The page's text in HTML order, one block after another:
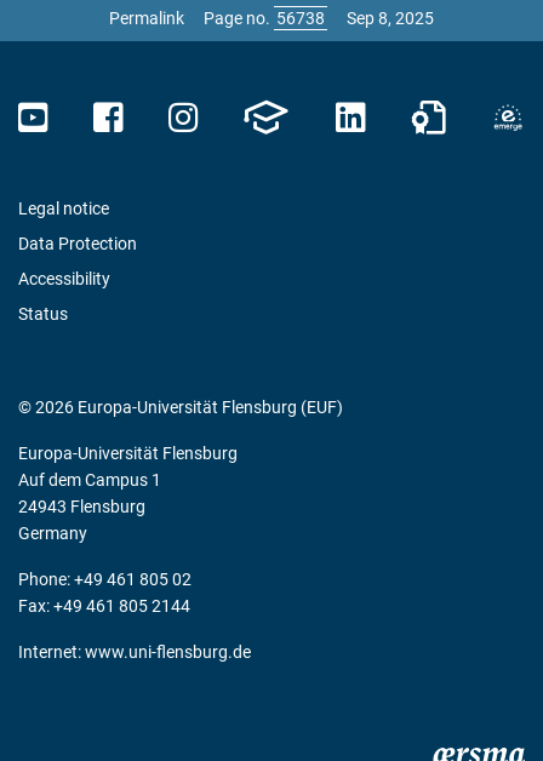
Permalink Page no. Sep 8, 2025
Legal notice
Data Protection
Accessibility
Status
© 2026 Europa-Universität Flensburg (EUF)
Europa-Universität Flensburg
Auf dem Campus 1
24943 Flensburg
Germany
Phone: +49 461 805 02
Fax: +49 461 805 2144
Internet:www.uni-flensburg.de